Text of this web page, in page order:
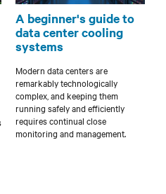
A beginner's guide to
data center cooling
systems
Modern data centers are
remarkably technologically
complex, and keeping them
running safely and efficiently
requires continual close
monitoring and management.